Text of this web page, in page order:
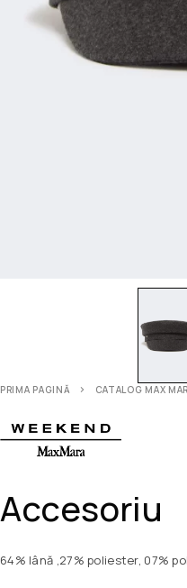
PRIMA PAGINĂ CATALOG MAX
Accesoriu
64% lână ,27% poliester, 07%